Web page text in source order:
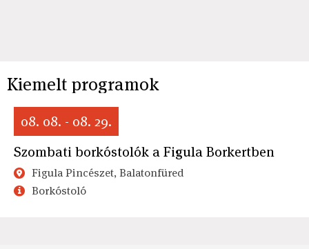
Kiemelt programok
08. 08. - 08. 29.
Szombati borkóstolók a Figula Borkertben
Figula Pincészet, Balatonfüred
Borkóstoló